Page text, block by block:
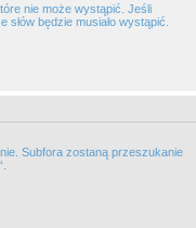
nie może wystąpić. Jeśli
będzie musiało wystąpić.
Subfora zostaną przeszukanie